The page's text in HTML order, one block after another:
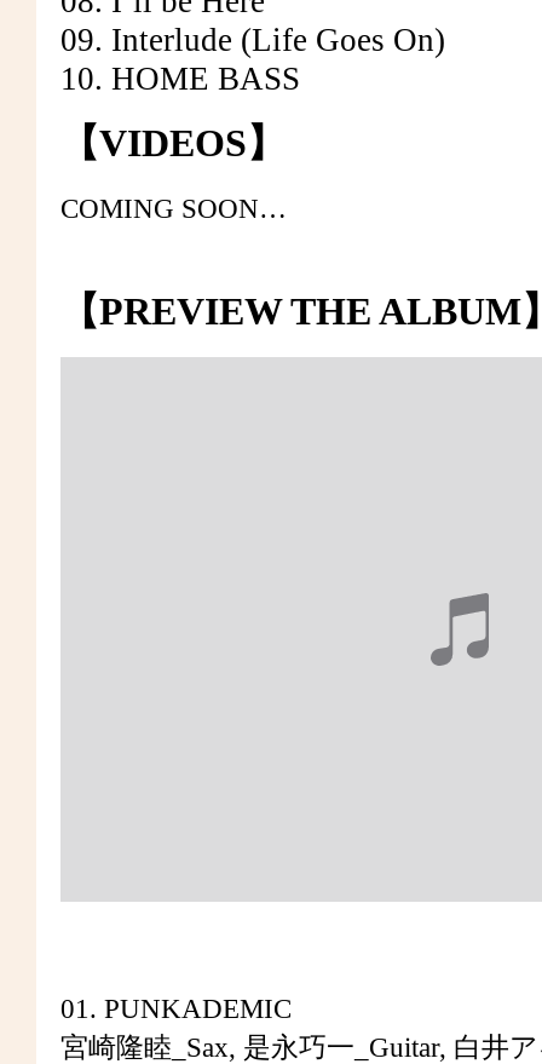
09. Interlude (Life Goes On)
10. HOME BASS
【VIDEOS】
COMING SOON…
【PREVIEW THE ALBUM
01. PUNKADEMIC
宮崎隆睦_Sax, 是永巧一_Guitar, 白井